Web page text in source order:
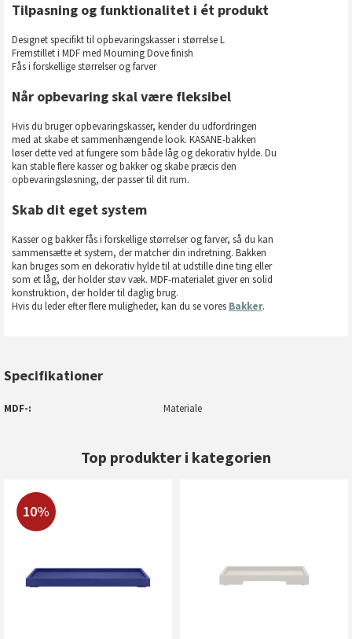
Tilpasning og funktionalitet i ét produkt
Designet specifikt til opbevaringskasser i størrelse L
Fremstillet i MDF med Mourning Dove finish
Fås i forskellige størrelser og farver
Når opbevaring skal være fleksibel
Hvis du bruger opbevaringskasser, kender du udfordringen
med at skabe et sammenhængende look. KASANE-bakken
løser dette ved at fungere som både låg og dekorativ hylde. Du
kan stable flere kasser og bakker og skabe præcis den
opbevaringsløsning, der passer til dit rum.
Skab dit eget system
Kasser og bakker fås i forskellige størrelser og farver, så du kan
sammensætte et system, der matcher din indretning. Bakken
kan bruges som en dekorativ hylde til at udstille dine ting eller
som et låg, der holder støv væk. MDF-materialet giver en solid
konstruktion, der holder til daglig brug.
Hvis du leder efter flere muligheder, kan du se vores Bakker.
Specifikationer
MDF- Materiale
Top produkter i kategorien
10%